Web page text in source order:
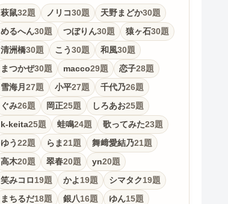
萩鼠32題 ノリコ30題 天野まどか30題
めるへん30題 つぼりん30題 猿ヶ石30題
清洲橋30題 こう30題 和風30題
まつかぜ30題 macco29題 恋子28題
雪海月 27題 小平27題 千代乃26題
ぐみ26題 岡正25題 しろあお25題
k-keita25題 蛙鳴24題 歌ってみた23題
ゆう22題 らま21題 舞﨑愛結乃21題
高木20題 翠春20題 yn20題
笑みコロ19題 かよ19題 シマタク19題
まちるだ18題 銀八16題 ゆん15題